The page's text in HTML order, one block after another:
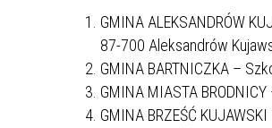
GMINA ALEKSANDRÓW
87-700 Aleksandrów
GMINA BARTNICZKA –
GMINA MIASTA
GMINA BRZEŚĆ